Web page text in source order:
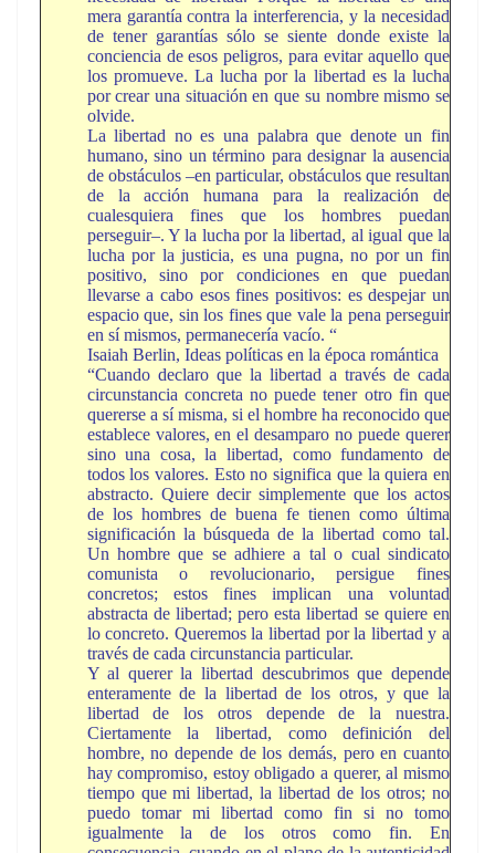
mera garantía contra la interferencia, y la necesidad
de tener garantías sólo se siente donde existe la
conciencia de esos peligros, para evitar aquello que
los promueve. La lucha por la libertad es la lucha
por crear una situación en que su nombre mismo se
olvide.
La libertad no es una palabra que denote un fin
humano, sino un término para designar la ausencia
de obstáculos –en particular, obstáculos que resultan
de la acción humana para la realización de
cualesquiera fines que los hombres puedan
perseguir–. Y la lucha por la libertad, al igual que la
lucha por la justicia, es una pugna, no por un fin
positivo, sino por condiciones en que puedan
llevarse a cabo esos fines positivos: es despejar un
espacio que, sin los fines que vale la pena perseguir
en sí mismos, permanecería vacío. “
Isaiah Berlin, Ideas políticas en la época romántica
“Cuando declaro que la libertad a través de cada
circunstancia concreta no puede tener otro fin que
quererse a sí misma, si el hombre ha reconocido que
establece valores, en el desamparo no puede querer
sino una cosa, la libertad, como fundamento de
todos los valores. Esto no significa que la quiera en
abstracto. Quiere decir simplemente que los actos
de los hombres de buena fe tienen como última
significación la búsqueda de la libertad como tal.
Un hombre que se adhiere a tal o cual sindicato
comunista o revolucionario, persigue fines
concretos; estos fines implican una voluntad
abstracta de libertad; pero esta libertad se quiere en
lo concreto. Queremos la libertad por la libertad y a
través de cada circunstancia particular.
Y al querer la libertad descubrimos que depende
enteramente de la libertad de los otros, y que la
libertad de los otros depende de la nuestra.
Ciertamente la libertad, como definición del
hombre, no depende de los demás, pero en cuanto
hay compromiso, estoy obligado a querer, al mismo
tiempo que mi libertad, la libertad de los otros; no
puedo tomar mi libertad como fin si no tomo
igualmente la de los otros como fin. En